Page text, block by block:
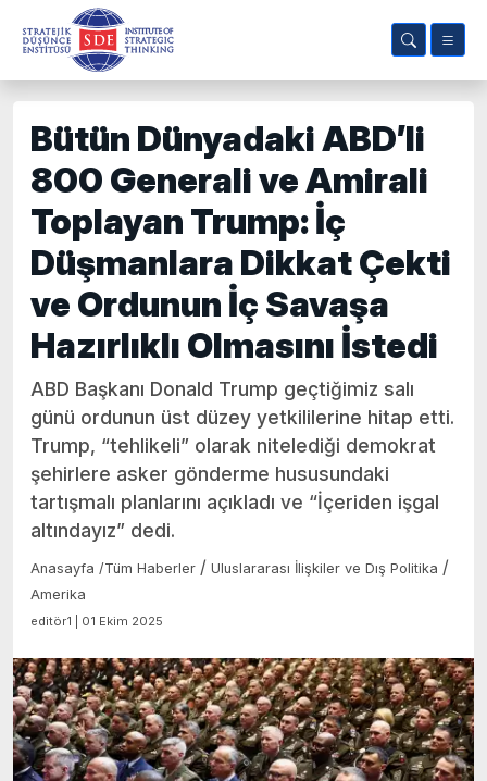
Bütün Dünyadaki ABD’li
800 Generali ve Amirali
Toplayan Trump: İç
Düşmanlara Dikkat Çekti
ve Ordunun İç Savaşa
Hazırlıklı Olmasını İstedi
ABD Başkanı Donald Trump geçtiğimiz salı
günü ordunun üst düzey yetkililerine hitap etti.
Trump, “tehlikeli” olarak nitelediği demokrat
şehirlere asker gönderme hususundaki
tartışmalı planlarını açıkladı ve “İçeriden işgal
altındayız” dedi.
Anasayfa /Tüm Haberler / Uluslararası İlişkiler ve Dış Politika /
Amerika
editör1 | 01 Ekim 2025